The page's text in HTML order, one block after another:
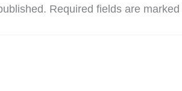
Required fields are marked